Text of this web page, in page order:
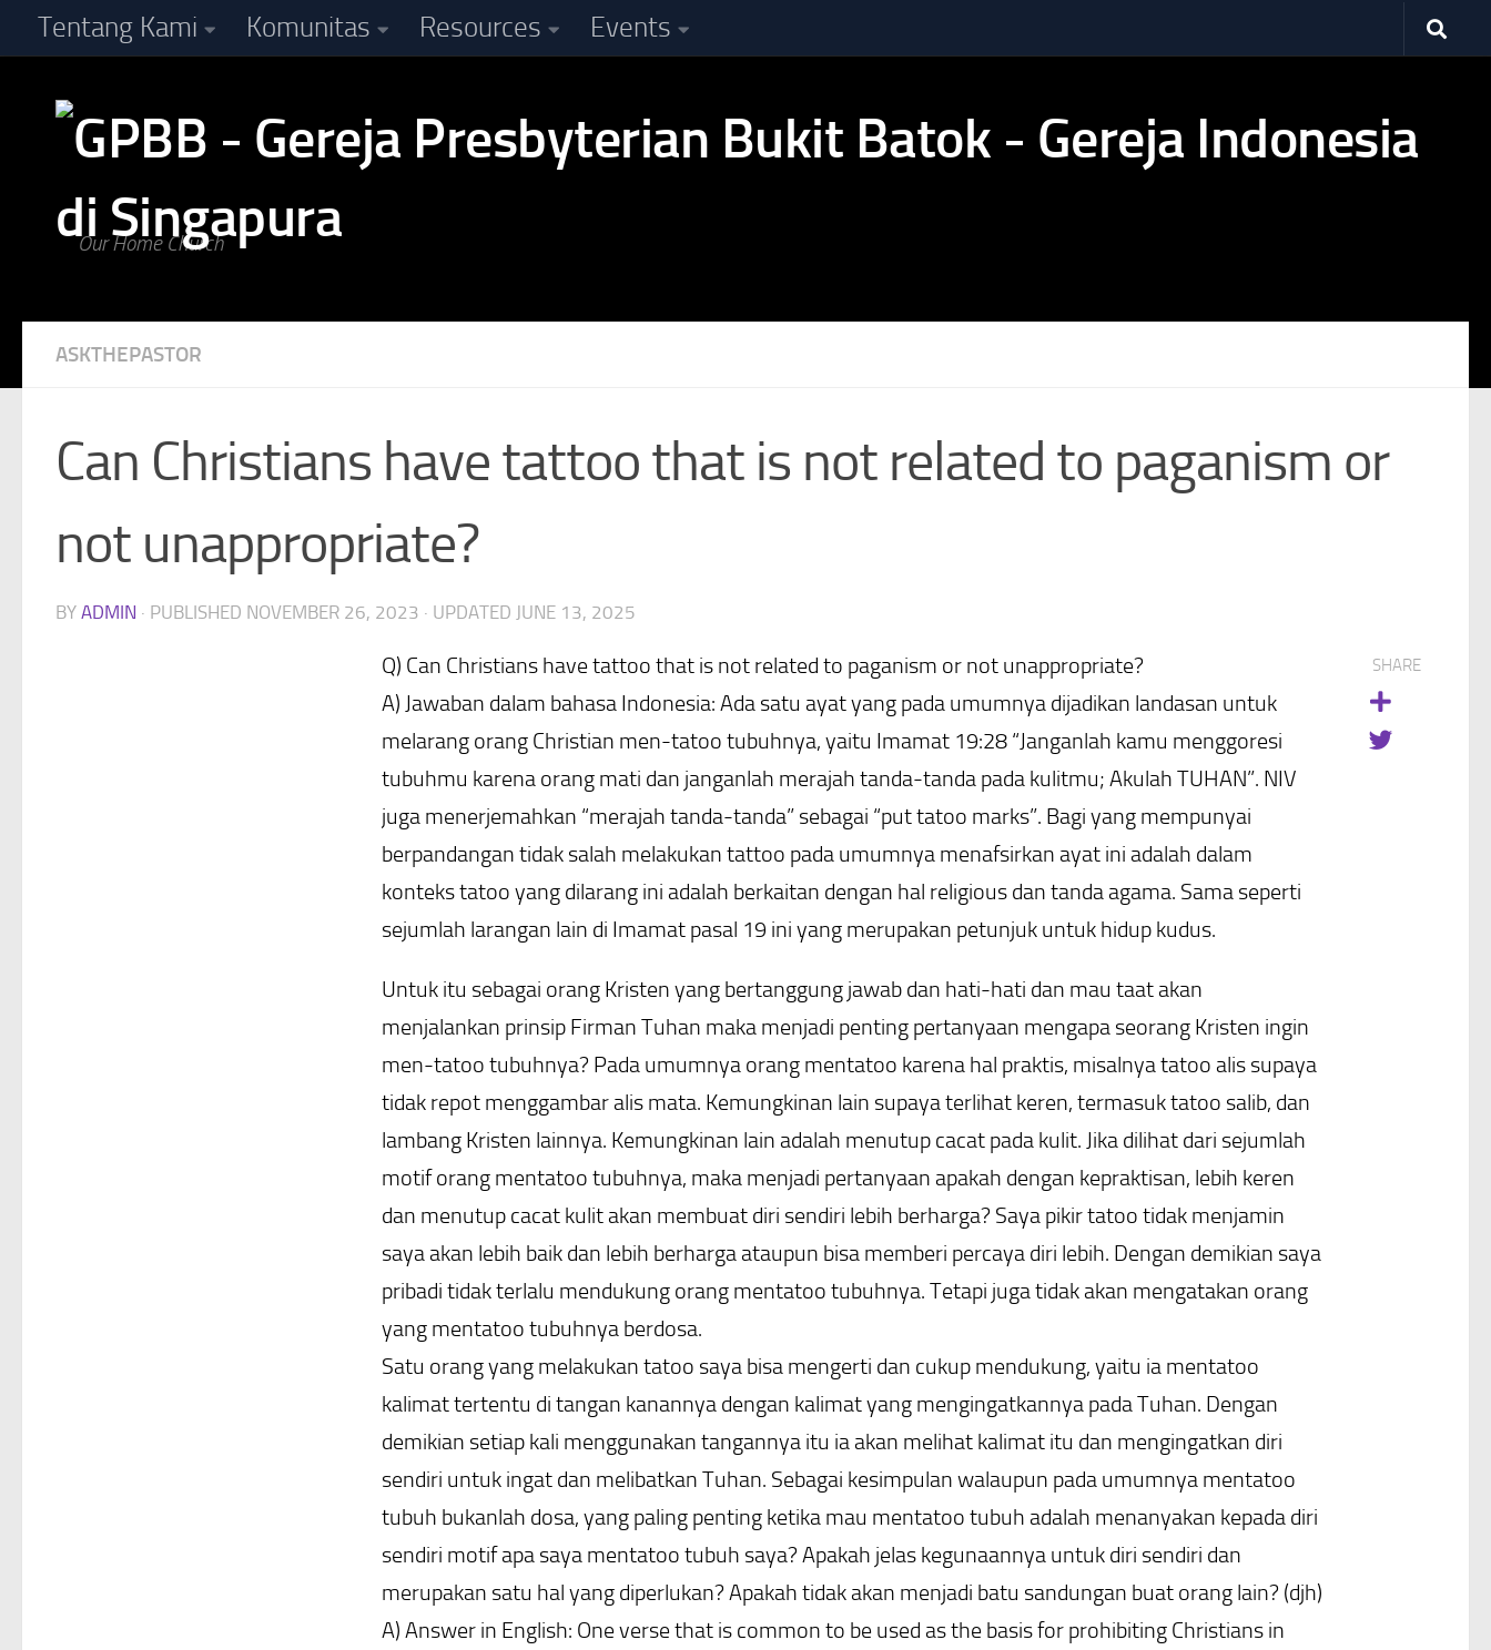
Skip to content
Tentang Kami Komunitas Resources Events
Our Home Church
ASKTHEPASTOR
Can Christians have tattoo that is not related to paganism or
not unappropriate?
BY ADMIN · PUBLISHED NOVEMBER 26, 2023 · UPDATED JUNE 13, 2025
Q) Can Christians have tattoo that is not related to paganism or not unappropriate?
A) Jawaban dalam bahasa Indonesia: Ada satu ayat yang pada umumnya dijadikan landasan untuk
melarang orang Christian men-tatoo tubuhnya, yaitu Imamat 19:28 “Janganlah kamu menggoresi
tubuhmu karena orang mati dan janganlah merajah tanda-tanda pada kulitmu; Akulah TUHAN”. NIV
juga menerjemahkan “merajah tanda-tanda” sebagai “put tatoo marks”. Bagi yang mempunyai
berpandangan tidak salah melakukan tattoo pada umumnya menafsirkan ayat ini adalah dalam
konteks tatoo yang dilarang ini adalah berkaitan dengan hal religious dan tanda agama. Sama seperti
sejumlah larangan lain di Imamat pasal 19 ini yang merupakan petunjuk untuk hidup kudus.
Untuk itu sebagai orang Kristen yang bertanggung jawab dan hati-hati dan mau taat akan
menjalankan prinsip Firman Tuhan maka menjadi penting pertanyaan mengapa seorang Kristen ingin
men-tatoo tubuhnya? Pada umumnya orang mentatoo karena hal praktis, misalnya tatoo alis supaya
tidak repot menggambar alis mata. Kemungkinan lain supaya terlihat keren, termasuk tatoo salib, dan
lambang Kristen lainnya. Kemungkinan lain adalah menutup cacat pada kulit. Jika dilihat dari sejumlah
motif orang mentatoo tubuhnya, maka menjadi pertanyaan apakah dengan kepraktisan, lebih keren
dan menutup cacat kulit akan membuat diri sendiri lebih berharga? Saya pikir tatoo tidak menjamin
saya akan lebih baik dan lebih berharga ataupun bisa memberi percaya diri lebih. Dengan demikian saya
pribadi tidak terlalu mendukung orang mentatoo tubuhnya. Tetapi juga tidak akan mengatakan orang
yang mentatoo tubuhnya berdosa.
Satu orang yang melakukan tatoo saya bisa mengerti dan cukup mendukung, yaitu ia mentatoo
kalimat tertentu di tangan kanannya dengan kalimat yang mengingatkannya pada Tuhan. Dengan
demikian setiap kali menggunakan tangannya itu ia akan melihat kalimat itu dan mengingatkan diri
sendiri untuk ingat dan melibatkan Tuhan. Sebagai kesimpulan walaupun pada umumnya mentatoo
tubuh bukanlah dosa, yang paling penting ketika mau mentatoo tubuh adalah menanyakan kepada diri
sendiri motif apa saya mentatoo tubuh saya? Apakah jelas kegunaannya untuk diri sendiri dan
merupakan satu hal yang diperlukan? Apakah tidak akan menjadi batu sandungan buat orang lain? (djh)
A) Answer in English: One verse that is common to be used as the basis for prohibiting Christians in
SHARE